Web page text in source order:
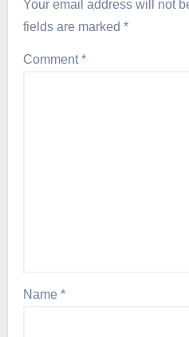
Your email address will not
fields are marked *
Comment*
Name *